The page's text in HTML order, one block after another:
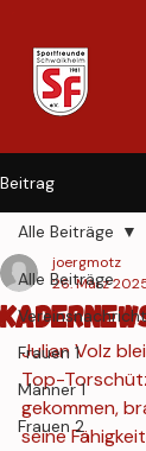
Beitrag
Alle Beiträge
Frauen 1
Männer 1
Frauen 2
Alle Beiträge
joergmotz
26. März
Julian Volz
Top-
gekommen,
seine